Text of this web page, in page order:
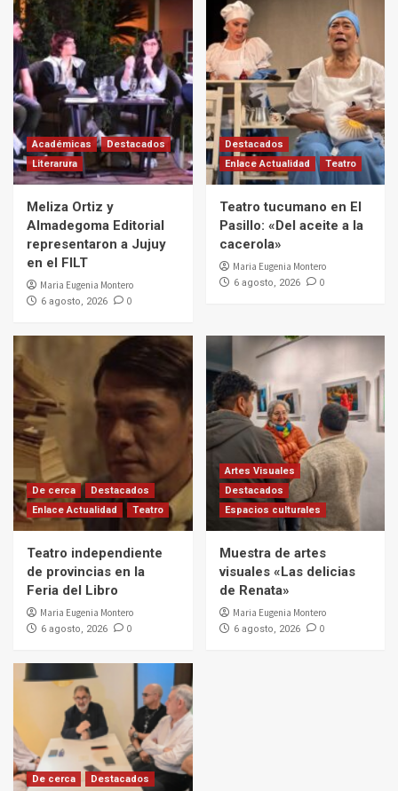
Académicas
Destacados
Literarura
Meliza Ortiz y
Almadegoma Editorial
representaron a Jujuy
en el FILT
Maria Eugenia Montero
6 agosto, 2026 0
Destacados
Enlace Actualidad
Teatro
Teatro tucumano en El
Pasillo: «Del aceite a la
cacerola»
Maria Eugenia Montero
6 agosto, 2026 0
De cerca
Destacados
Enlace Actualidad
Teatro
Teatro independiente
de provincias en la
Feria del Libro
Maria Eugenia Montero
6 agosto, 2026 0
Artes Visuales
Destacados
Espacios culturales
Muestra de artes
visuales «Las delicias
de Renata»
Maria Eugenia Montero
6 agosto, 2026 0
De cerca Destacados